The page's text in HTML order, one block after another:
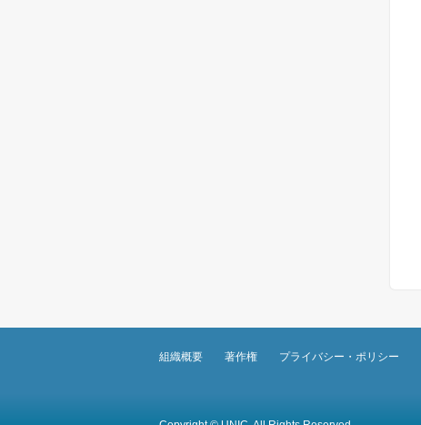
組織概要 著作権 プライバシー・ポリシー